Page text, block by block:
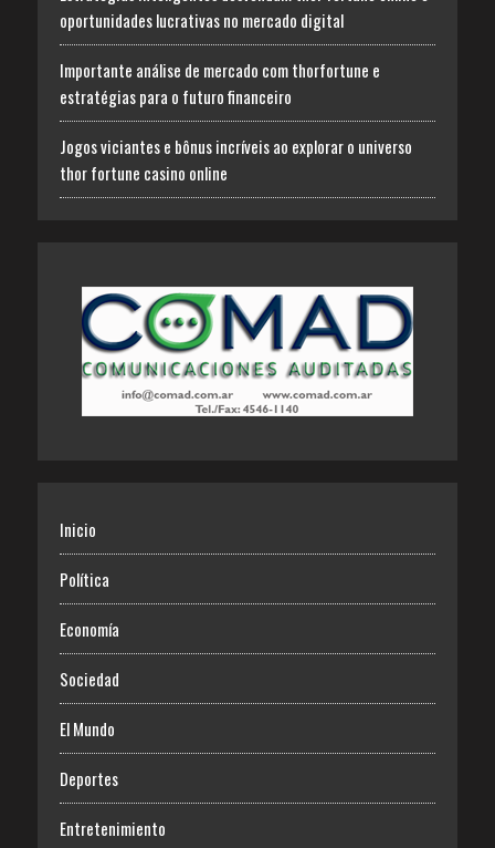
oportunidades lucrativas no mercado digital
Importante análise de mercado com thorfortune e
estratégias para o futuro financeiro
Jogos viciantes e bônus incríveis ao explorar o universo
thor fortune casino online
Inicio
Política
Economía
Sociedad
El Mundo
Deportes
Entretenimiento